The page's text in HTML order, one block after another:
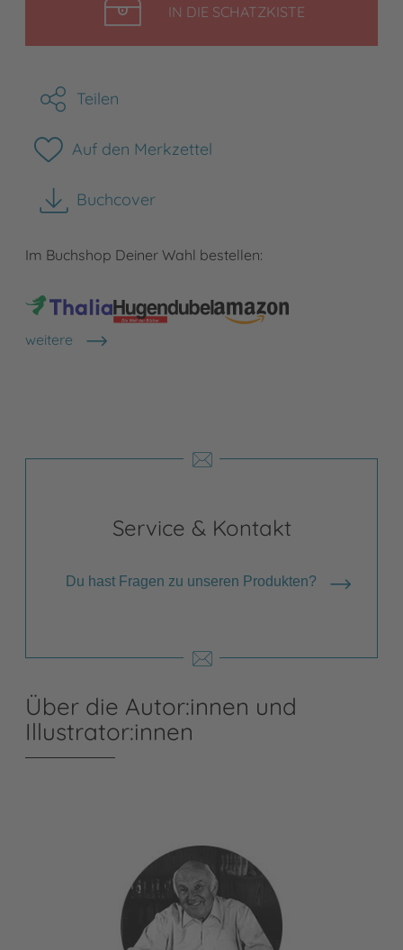
IN DIE SCHATZKISTELEGEN
Teilen
Auf den Merkzettel
Buchcover
herunterladen
Im Buchshop Deiner Wahl bestellen:
weitere
Shops anzeigen
Service & Kontakt
Du hast Fragen zu unseren Produkten?
Über die Autor:innen und
Illustrator:innen